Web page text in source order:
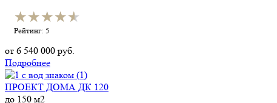
★★★★★
★★★★★
Рейтинг: 5
от 6 540 000 руб.
Подробнее
ПРОЕКТ ДОМА ДК 120
до 150 м2